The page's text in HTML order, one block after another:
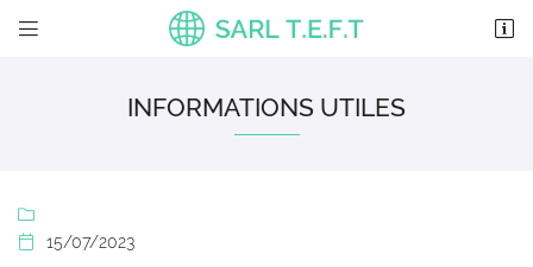
 
6 Le Grand Cormy – Vaux
05 49 59 19 42INFORMATIONS UTILES


15/07/2023